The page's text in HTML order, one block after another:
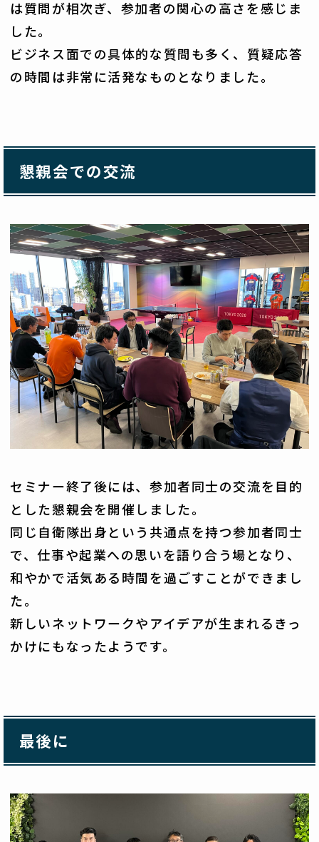
は質問が相次ぎ、参加者の関心の高さを感じま
した。
ビジネス面での具体的な質問も多く、質疑応答
の時間は非常に活発なものとなりました。
懇親会での交流
セミナー終了後には、参加者同士の交流を目的
とした懇親会を開催しました。
同じ自衛隊出身という共通点を持つ参加者同士
で、仕事や起業への思いを語り合う場となり、
和やかで活気ある時間を過ごすことができまし
た。
新しいネットワークやアイデアが生まれるきっ
かけにもなったようです。
最後に